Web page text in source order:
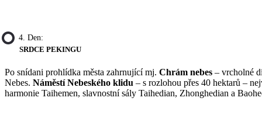
4. Den:
SRDCE PEKINGU
Po snídani prohlídka města zahrnující mj. Chrám nebes – vrcholné
Nebes. Náměstí Nebeského klidu – s rozlohou přes 40 hektarů –
harmonie Taihemen, slavnostní sály Taihedian, Zhonghedian a